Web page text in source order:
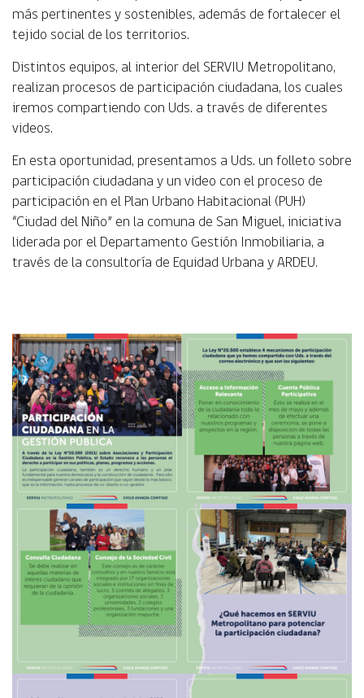
más pertinentes y sostenibles, además de fortalecer el
tejido social de los territorios.
Distintos equipos, al interior del SERVIU Metropolitano,
realizan procesos de participación ciudadana, los cuales
iremos compartiendo con Uds. a través de diferentes
videos.
En esta oportunidad, presentamos a Uds. un folleto sobre
participación ciudadana y un video con el proceso de
participación en el Plan Urbano Habitacional (PUH)
“Ciudad del Niño” en la comuna de San Miguel, iniciativa
liderada por el Departamento Gestión Inmobiliaria, a
través de la consultoría de Equidad Urbana y ARDEU.